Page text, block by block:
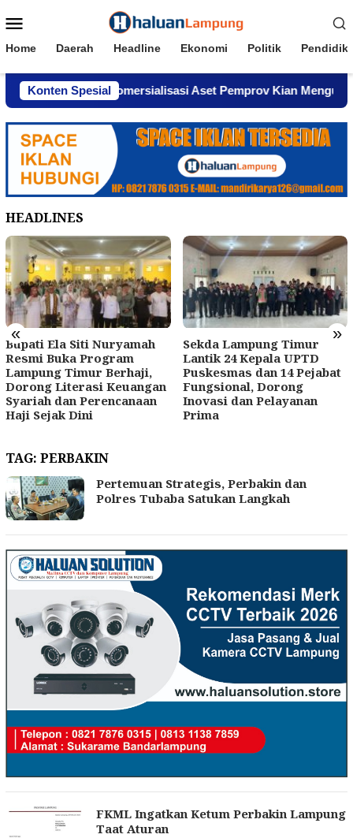
ke
Mobile
Home Daerah Headline Ekonomi Politik
Konten Spesial
Dugaan Komersialisasi Aset Pemprov Kian Menguat
HEADLINES
« »
Bupati Ela Siti Nuryamah
Resmi Buka Program
Lampung Timur Berhaji,
Dorong Literasi Keuangan
Syariah dan Perencanaan
Haji Sejak Dini
Sekda Lampung Timur
Lantik 24 Kepala UPTD
Puskesmas dan 14 Pejabat
Fungsional, Dorong
Inovasi dan Pelayanan
Prima
TAG: PERBAKIN
Pertemuan Strategis, Perbakin dan
Polres Tubaba Satukan Langkah
FKML Ingatkan Ketum Perbakin Lampung
Taat Aturan